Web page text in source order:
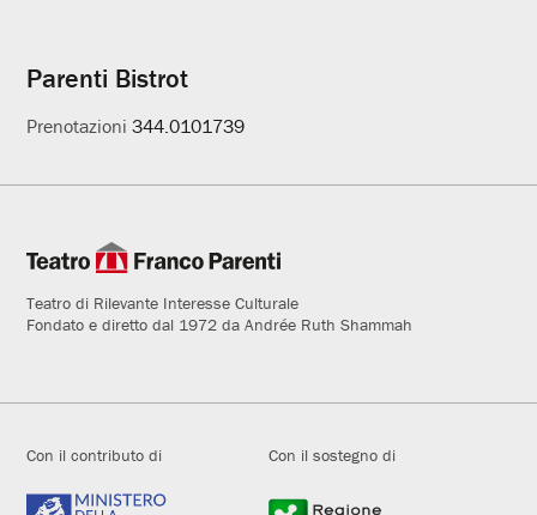
Parenti Bistrot
Prenotazioni344.0101739
Teatro di Rilevante Interesse Culturale
Fondato e diretto dal 1972 da Andrée Ruth Shammah
Con il contributo di Con il sostegno di